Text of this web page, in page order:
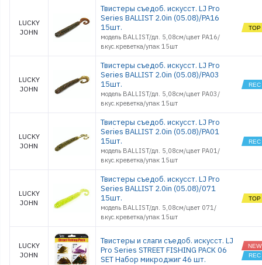
HOGY TAIL
JAVA STICK
KING LEECH
GREEDY 3.9
NAYADA 2.0
LUCKY
JOHN
Твистеры съедоб. искусст. LJ Pro
Series BALLIST 2.0in (05.08)/PA16
15шт.
модель BALLIST/дл. 5,08см/цвет PA16/
вкус.креветка/упак 15шт
LUCKY
JOHN
Твистеры съедоб. искусст. LJ Pro
Series BALLIST 2.0in (05.08)/PA03
15шт.
модель BALLIST/дл. 5,08см/цвет PA03/
вкус.креветка/упак 15шт
LUCKY
JOHN
Твистеры съедоб. искусст. LJ Pro
Series BALLIST 2.0in (05.08)/PA01
15шт.
модель BALLIST/дл. 5,08см/цвет PA01/
вкус.креветка/упак 15шт
LUCKY
JOHN
Твистеры съедоб. искусст. LJ Pro
Series BALLIST 2.0in (05.08)/071
15шт.
модель BALLIST/дл. 5,08см/цвет 071/
вкус.креветка/упак 15шт
LUCKY
JOHN
Твистеры и слаги съедоб. искусст. LJ
Pro Series STREET FISHING PACK 06
SET Набор микроджиг 46 шт.